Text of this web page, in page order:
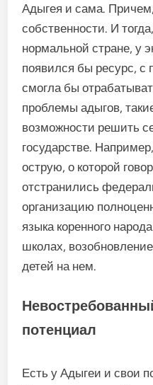
Адыгея и сама.
собственности. И
нормальной стране, у
появился бы ресурс, с
смогла бы
проблемы адыгов,
возможности решить
государстве.
острую, о которой
отстранились
организацию
языка коренного
школах,
детей на нем.
потенциал
Есть у Адыгеи и свои